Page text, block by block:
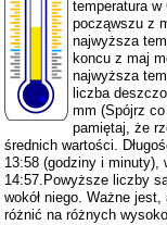
temperatura
począwszu z
najwyższa
koncu z maj
najwyższa
liczba
mm (Spójrz
pamiętaj, że
średnich wartości.
13:58 (godziny i minuty),
14:57.Powyższe liczby
wokół niego. Ważne
różnić na różnych